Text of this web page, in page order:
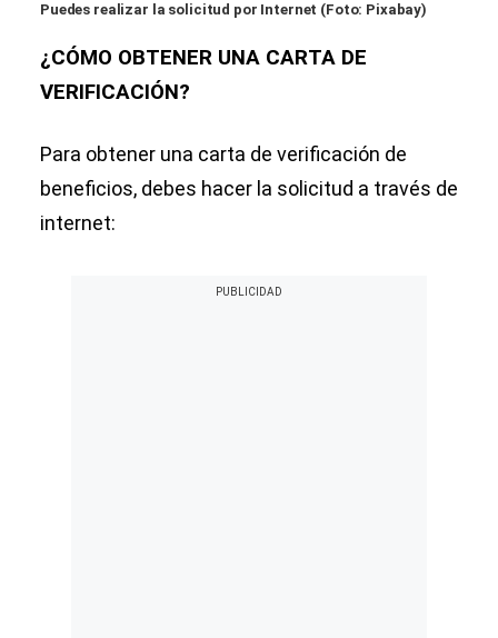
Puedes realizar la solicitud por Internet (Foto: Pixabay)
¿CÓMO OBTENER UNA CARTA DE
VERIFICACIÓN?
Para obtener una carta de verificación de
beneficios, debes hacer la solicitud a través de
internet: